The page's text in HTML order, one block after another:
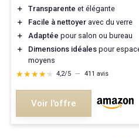
＋
Transparente et élégante
＋
Facile à nettoyer avec du verre
＋
Adaptée pour salon ou bureau
＋
Dimensions idéales pour
moyens
★★★★★
★★★★★ 4,2/5 — 411 avis
Voir l'offre